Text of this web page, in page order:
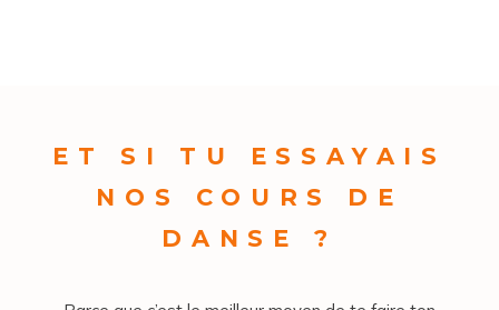
ET SI TU ESSAYAIS
NOS COURS DE
DANSE ?